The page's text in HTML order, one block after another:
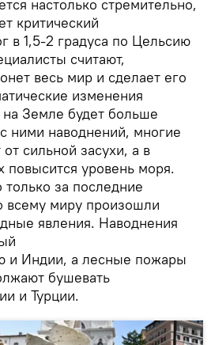
настолько стремительно,
критический
в 1,5-2 градуса по Цельсию
считают,
весь мир и сделает его
изменения
на Земле будет больше
ними наводнений, многие
сильной засухи, а в
уровень моря.
за последние
всему миру произошли
явления. Наводнения
и Индии, а лесные пожары
бушевать
и Турции.